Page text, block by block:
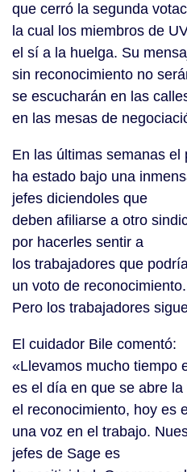
que cerró la segunda
la cual los miembros de
el sí a la huelga. Su
sin reconocimiento no
se escucharán en las
en las mesas de
En las últimas semanas el
ha estado bajo una
jefes diciendoles que
deben afiliarse a otro
por hacerles sentir a
los trabajadores que
un voto de reconocimiento.
Pero los trabajadores
El cuidador Bile comentó:
«Llevamos mucho tiempo
es el día en que se abre
el reconocimiento, hoy es
una voz en el trabajo.
jefes de Sage es